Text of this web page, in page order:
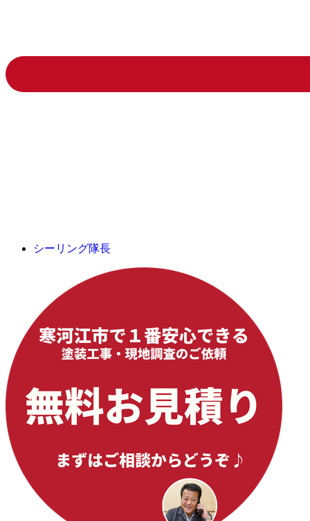
シーリング隊長